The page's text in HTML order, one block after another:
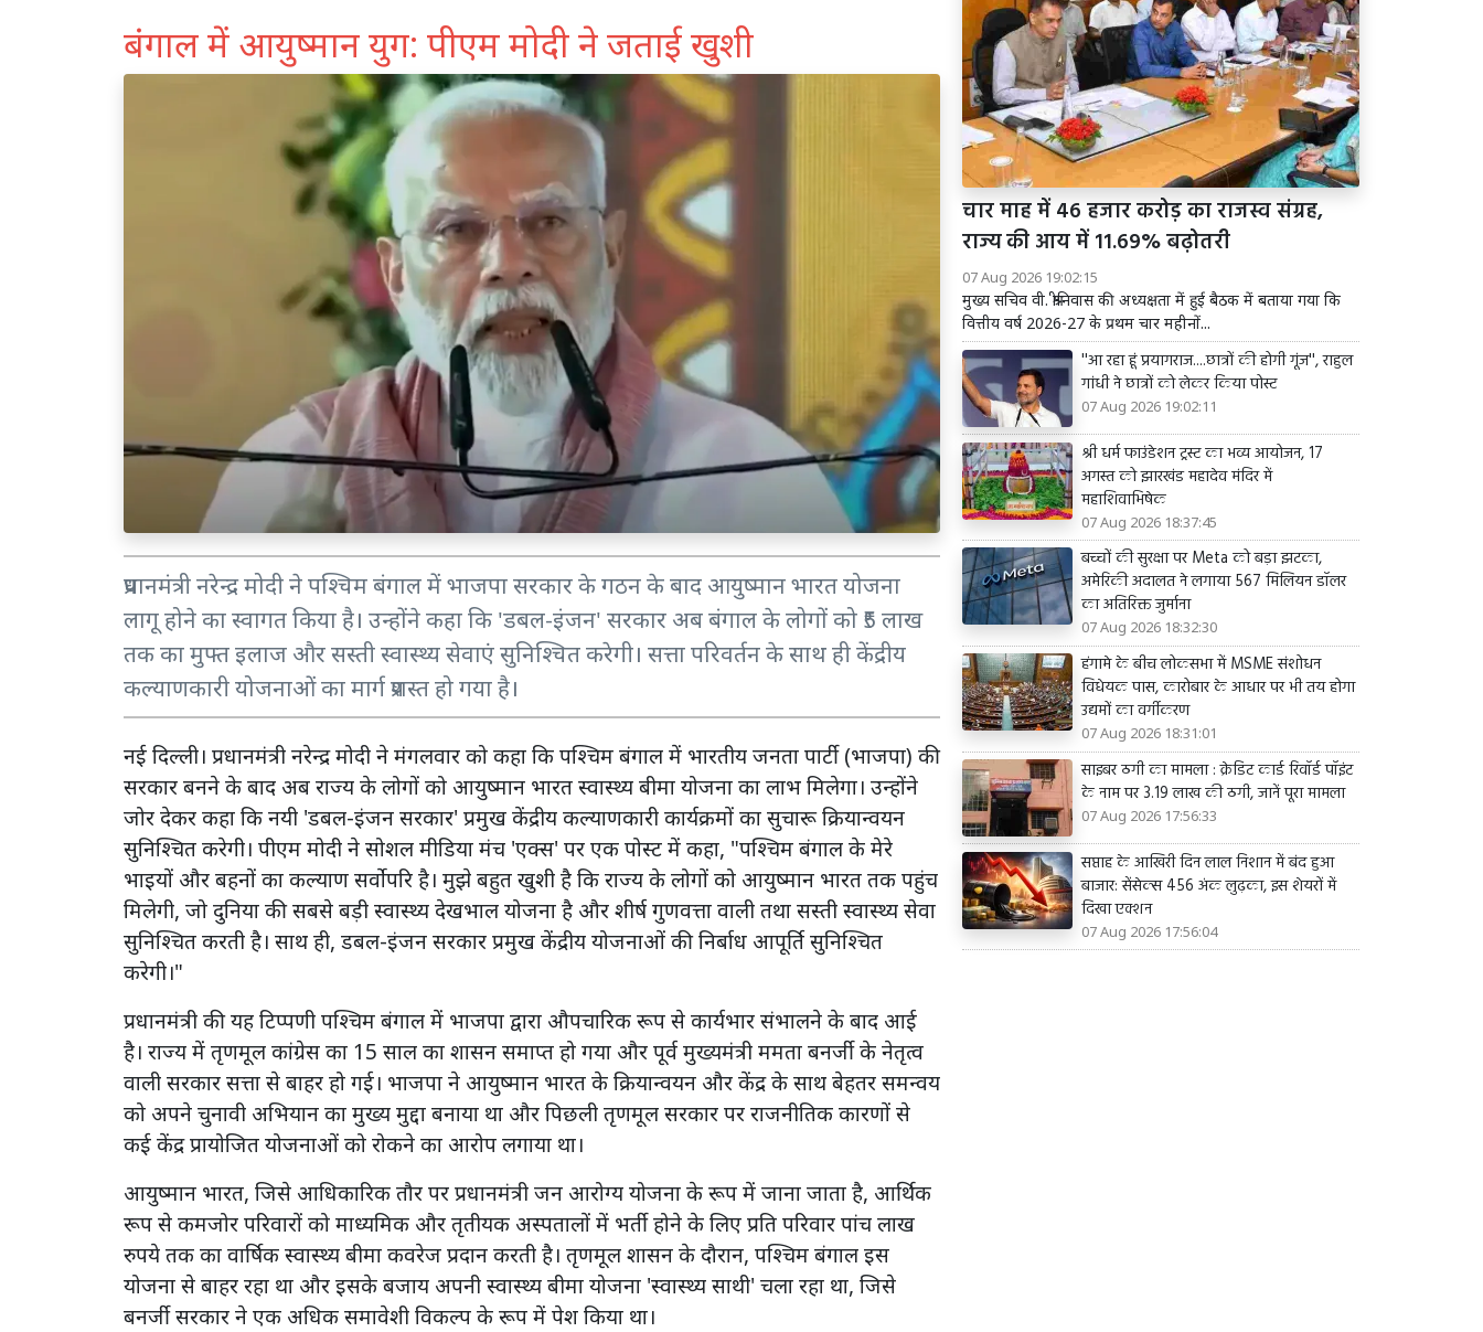
बंगाल में आयुष्मान युग: पीएम मोदी ने जताई खुशी
प्रधानमंत्री नरेन्द्र मोदी ने पश्चिम बंगाल में भाजपा सरकार के गठन के बाद आयुष्मान भारत योजना
लागू होने का स्वागत किया है। उन्होंने कहा कि 'डबल-इंजन' सरकार अब बंगाल के लोगों को ₹5 लाख
तक का मुफ्त इलाज और सस्ती स्वास्थ्य सेवाएं सुनिश्चित करेगी। सत्ता परिवर्तन के साथ ही केंद्रीय
कल्याणकारी योजनाओं का मार्ग प्रशस्त हो गया है।
नई दिल्ली। प्रधानमंत्री नरेन्द्र मोदी ने मंगलवार को कहा कि पश्चिम बंगाल में भारतीय जनता पार्टी (भाजपा) की
सरकार बनने के बाद अब राज्य के लोगों को आयुष्मान भारत स्वास्थ्य बीमा योजना का लाभ मिलेगा। उन्होंने
जोर देकर कहा कि नयी 'डबल-इंजन सरकार' प्रमुख केंद्रीय कल्याणकारी कार्यक्रमों का सुचारू क्रियान्वयन
सुनिश्चित करेगी। पीएम मोदी ने सोशल मीडिया मंच 'एक्स' पर एक पोस्ट में कहा, "पश्चिम बंगाल के मेरे
भाइयों और बहनों का कल्याण सर्वोपरि है। मुझे बहुत खुशी है कि राज्य के लोगों को आयुष्मान भारत तक पहुंच
मिलेगी, जो दुनिया की सबसे बड़ी स्वास्थ्य देखभाल योजना है और शीर्ष गुणवत्ता वाली तथा सस्ती स्वास्थ्य सेवा
सुनिश्चित करती है। साथ ही, डबल-इंजन सरकार प्रमुख केंद्रीय योजनाओं की निर्बाध आपूर्ति सुनिश्चित
करेगी।"
प्रधानमंत्री की यह टिप्पणी पश्चिम बंगाल में भाजपा द्वारा औपचारिक रूप से कार्यभार संभालने के बाद आई
है। राज्य में तृणमूल कांग्रेस का 15 साल का शासन समाप्त हो गया और पूर्व मुख्यमंत्री ममता बनर्जी के नेतृत्व
वाली सरकार सत्ता से बाहर हो गई। भाजपा ने आयुष्मान भारत के क्रियान्वयन और केंद्र के साथ बेहतर समन्वय
को अपने चुनावी अभियान का मुख्य मुद्दा बनाया था और पिछली तृणमूल सरकार पर राजनीतिक कारणों से
कई केंद्र प्रायोजित योजनाओं को रोकने का आरोप लगाया था।
आयुष्मान भारत, जिसे आधिकारिक तौर पर प्रधानमंत्री जन आरोग्य योजना के रूप में जाना जाता है, आर्थिक
रूप से कमजोर परिवारों को माध्यमिक और तृतीयक अस्पतालों में भर्ती होने के लिए प्रति परिवार पांच लाख
रुपये तक का वार्षिक स्वास्थ्य बीमा कवरेज प्रदान करती है। तृणमूल शासन के दौरान, पश्चिम बंगाल इस
योजना से बाहर रहा था और इसके बजाय अपनी स्वास्थ्य बीमा योजना 'स्वास्थ्य साथी' चला रहा था, जिसे
बनर्जी सरकार ने एक अधिक समावेशी विकल्प के रूप में पेश किया था।
चार माह में 46 हजार करोड़ का राजस्व संग्रह,
राज्य की आय में 11.69% बढ़ोतरी
07 Aug 2026 19:02:15
मुख्य सचिव वी. श्रीनिवास की अध्यक्षता में हुई बैठक में बताया गया कि
वित्तीय वर्ष 2026-27 के प्रथम चार महीनों...
''आ रहा हूं प्रयागराज....छात्रों की होगी गूंज'', राहुल
गांधी ने छात्रों को लेकर किया पोस्ट
07 Aug 2026 19:02:11
श्री धर्म फाउंडेशन ट्रस्ट का भव्य आयोजन, 17
अगस्त को झारखंड महादेव मंदिर में
महाशिवाभिषेक
07 Aug 2026 18:37:45
बच्चों की सुरक्षा पर Meta को बड़ा झटका,
अमेरिकी अदालत ने लगाया 567 मिलियन डॉलर
का अतिरिक्त जुर्माना
07 Aug 2026 18:32:30
हंगामे के बीच लोकसभा में MSME संशोधन
विधेयक पास, कारोबार के आधार पर भी तय होगा
उद्यमों का वर्गीकरण
07 Aug 2026 18:31:01
साइबर ठगी का मामला : क्रेडिट कार्ड रिवॉर्ड पॉइंट
के नाम पर 3.19 लाख की ठगी, जानें पूरा मामला
07 Aug 2026 17:56:33
सप्ताह के आखिरी दिन लाल निशान में बंद हुआ
बाजार: सेंसेक्स 456 अंक लुढ़का, इस शेयरों में
दिखा एक्शन
07 Aug 2026 17:56:04